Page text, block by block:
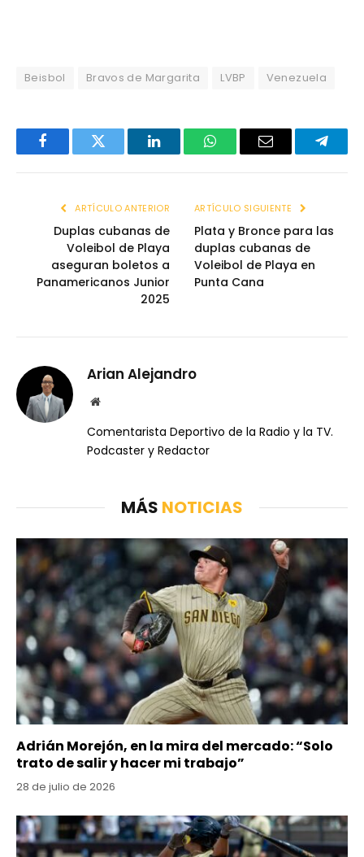
Beisbol Bravos de Margarita LVBP Venezuela
FacebookTwitter LinkedInWhatsAppEmail
ARTÍCULO ANTERIOR
Duplas cubanas de
Voleibol de Playa
aseguran boletos a
Panamericanos Junior
2025
ARTÍCULO SIGUIENTE
Plata y Bronce para las
duplas cubanas de
Voleibol de Playa en
Punta Cana
Arian Alejandro
Website
Comentarista Deportivo de la Radio y la TV.
Podcaster y Redactor
MÁS NOTICIAS
Adrián Morejón, en la mira del mercado: “Solo
trato de salir y hacer mi trabajo”
28 de julio de 2026